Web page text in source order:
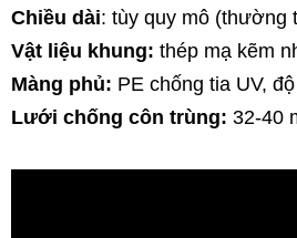
Chiều dài: tùy quy mô (thường
Vật liệu khung: thép mạ kẽm
Màng phủ: PE chống tia UV,
Lưới chống côn trùng: 32-40